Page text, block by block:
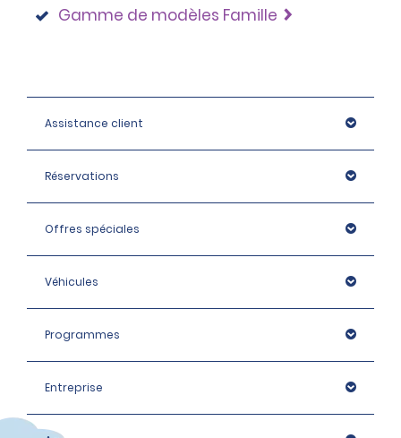
Gamme de modèles Famille
Assistance client
Réservations
Offres spéciales
Véhicules
Programmes
Entreprise